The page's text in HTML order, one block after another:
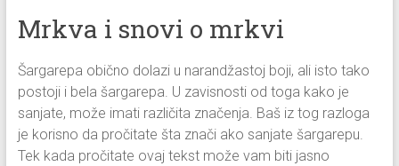
Mrkva i snovi o mrkvi
Šargarepa obično dolazi u narandžastoj boji, ali isto tako
postoji i bela šargarepa. U zavisnosti od toga kako je
sanjate, može imati različita značenja. Baš iz tog razloga
je korisno da pročitate šta znači ako sanjate šargarepu.
Tek kada pročitate ovaj tekst može vam biti jasno